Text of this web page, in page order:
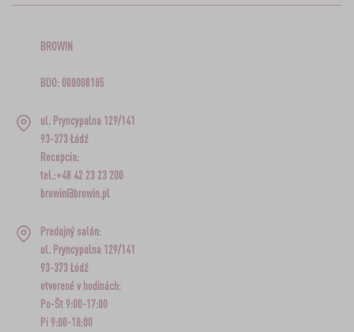
BROWIN
BDO: 000008185
ul. Pryncypalna 129/141
93-373 Łódź
Recepcia:
tel.:+48 42 23 23 200
browin@browin.pl
Predajný salón:
ul. Pryncypalna 129/141
93-373 Łódź
otvorené v hodinách:
Po-Št 9:00-17:00
Pi 9:00-18:00